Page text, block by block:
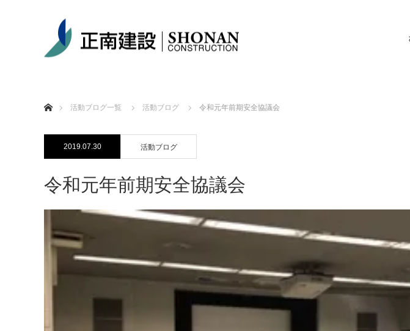
活動ブログ一覧
活動ブログ 令和元年前期安全協議会
2019.07.30 活動ブログ
令和元年前期安全協議会